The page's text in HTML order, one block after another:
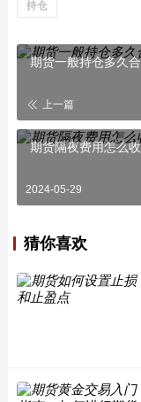
持仓
期货一般持仓多久
上一篇
期货隔夜费用怎么
2024-05-29
猜你喜欢